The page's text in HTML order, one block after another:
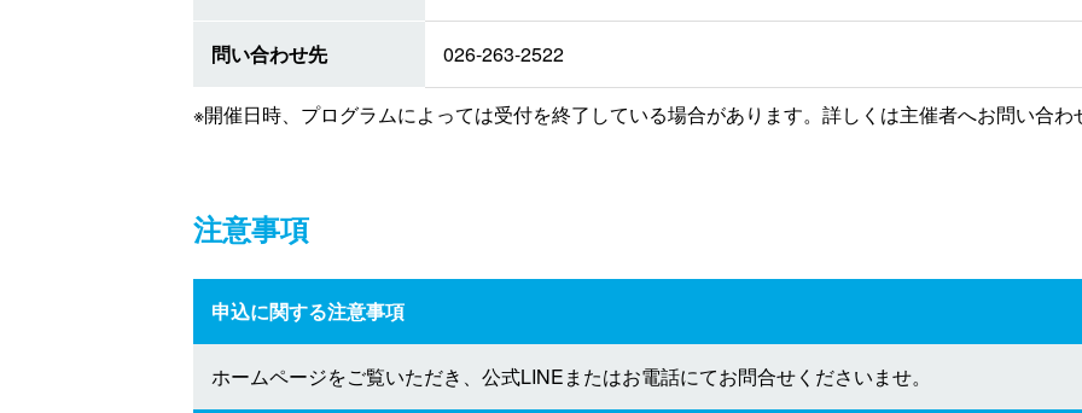
問い合わせ先 026-263-2522
※開催日時、プログラムによっては受付を終了している場合があります。詳しくは主催者へお問い合わ
注意事項
申込に関する注意事項
ホームページをご覧いただき、公式LINEまたはお電話にてお問合せくださいませ。